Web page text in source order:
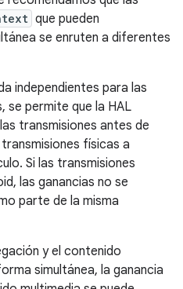
que pueden
se enruten a diferentes
independientes para las
se permite que la HAL
transmisiones antes de
físicas a
Si las transmisiones
las ganancias no se
parte de la misma
y el contenido
simultánea, la ganancia